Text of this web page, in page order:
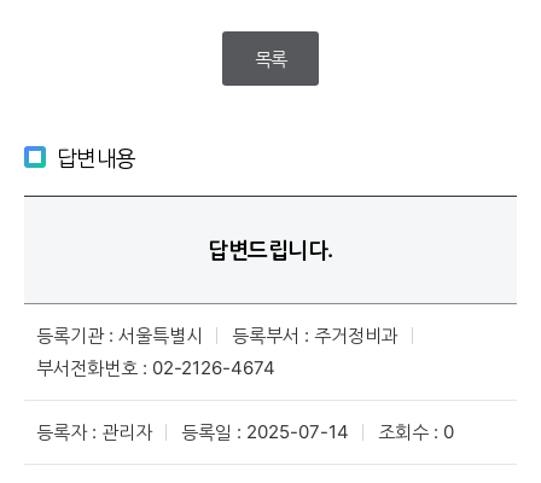
목록
답변내용
답변드립니다.
등록기관 : 서울특별시
등록부서 : 주거정비과
부서전화번호 : 02-2126-4674
등록자 : 관리자 등록일 : 2025-07-14 조회수 : 0